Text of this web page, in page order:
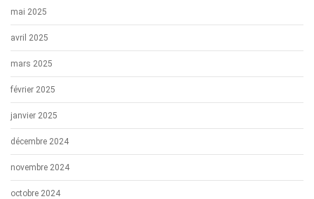
mai 2025
avril 2025
mars 2025
février 2025
janvier 2025
décembre 2024
novembre 2024
octobre 2024